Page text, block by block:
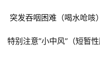
突发吞咽困难（喝水呛咳）
特别注意”小中风”（短暂性